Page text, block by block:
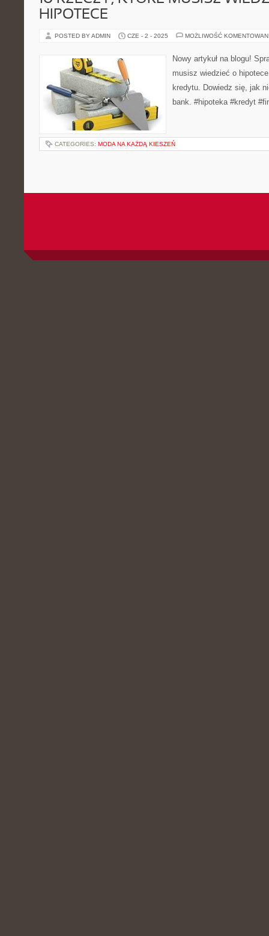
HIPOTECE
POSTED BY ADMIN CZE - 2 - 2025 MOŻLIWOŚĆ
Nowy artykuł na blogu!
musisz wiedzieć o
kredytu. Dowiedz się, jak
bank. #hipoteka #kredyt
CATEGORIES: MODA NA KAŻDĄ KIESZEŃ